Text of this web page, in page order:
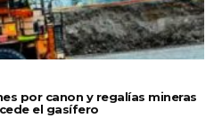
por canon y regalías mineras
el gasífero